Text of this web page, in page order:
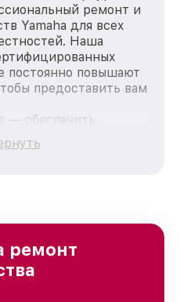
ремонт и
Yamaha для всех
Наша
постоянно повышают
предоставить вам
— обеспечить
ремонт для
Yamaha, вне
повышая
наших
ремонт